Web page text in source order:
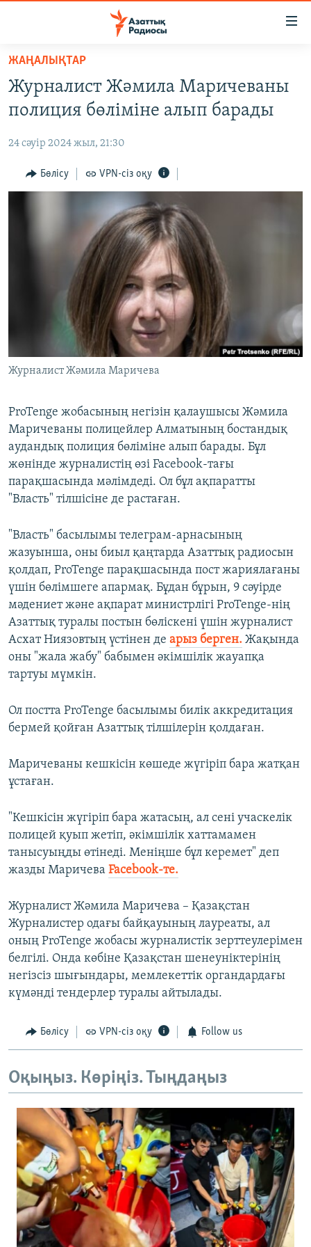
Skip
main
content
to
Navigation
Skip
САЯСАТ
ҚАҢТАР ОҚИҒАСЫ
АДАМ ҚҰҚЫҚТАРЫ
АРНАЙЫ ЖОБАЛАР
ЖАҢАЛЫҚТАР
Журналист Жәмила Маричеваны
полиция бөліміне алып барады
24 сәуір 2024 жыл, 21:30
Бөлісу VPN-сіз оқу
Журналист Жәмила Маричева
ProTenge жобасының негізін қалаушысы Жәмила
Маричеваны полицейлер Алматының бостандық
аудандық полиция бөліміне алып барады. Бұл
жөнінде журналистің өзі Facebook-тағы
парақшасында мәлімдеді. Ол бұл ақпаратты
"Власть" тілшісіне де растаған.
"Власть" басылымы телеграм-арнасының
жазуынша, оны биыл қаңтарда Азаттық радиосын
қолдап, ProTenge парақшасында пост жариялағаны
үшін бөлімшеге апармақ. Бұдан бұрын, 9 сәуірде
мәдениет және ақпарат министрлігі ProTenge-нің
Азаттық туралы постын бөліскені үшін журналист
Асхат Ниязовтың үстінен де арыз берген. Жақында
оны "жала жабу" бабымен әкімшілік жауапқа
тартуы мүмкін.
Ол постта ProTenge басылымы билік аккредитация
бермей қойған Азаттық тілшілерін қолдаған.
Маричеваны кешкісін көшеде жүгіріп бара жатқан
ұстаған.
"Кешкісін жүгіріп бара жатасың, ал сені учаскелік
полицей қуып жетіп, әкімшілік хаттамамен
танысуыңды өтінеді. Меніңше бұл керемет" деп
жазды Маричева Facebook-те.
Журналист Жәмила Маричева – Қазақстан
Журналистер одағы байқауының лауреаты, ал
оның ProTenge жобасы журналистік зерттеулерімен
белгілі. Онда көбіне Қазақстан шенеуніктерінің
негізсіз шығындары, мемлекеттік органдардағы
күмәнді тендерлер туралы айтылады.
Бөлісу VPN-сіз оқу Follow us
Оқыңыз. Көріңіз. Тыңдаңыз